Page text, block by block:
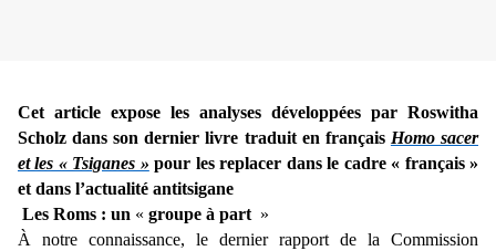
Cet article expose les analyses développées par Roswitha
Scholz dans son dernier livre traduit en français Homo sacer
et les « Tsiganes » pour les replacer dans le cadre « français »
et dans l’actualité antitsigane
Les Roms : un « groupe à part »
À notre connaissance, le dernier rapport de la Commission